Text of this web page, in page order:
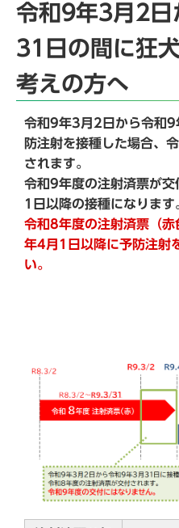
令和9年3月2日
31日の間に狂
考えの方へ
令和9年3月2日から令和
防注射を接種した場合、
されます。
令和9年度の注射済票が
1日以降の接種になります
令和8年度の注射済票（
年4月1日以降に予防注射
い。